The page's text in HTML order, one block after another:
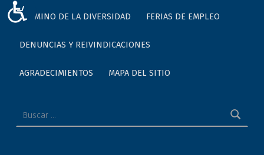
ACCESIBILIDAD
I CAMINO DE LA DIVERSIDAD FERIAS DE EMPLEO
DENUNCIAS Y REIVINDICACIONES
AGRADECIMIENTOS MAPA DEL SITIO